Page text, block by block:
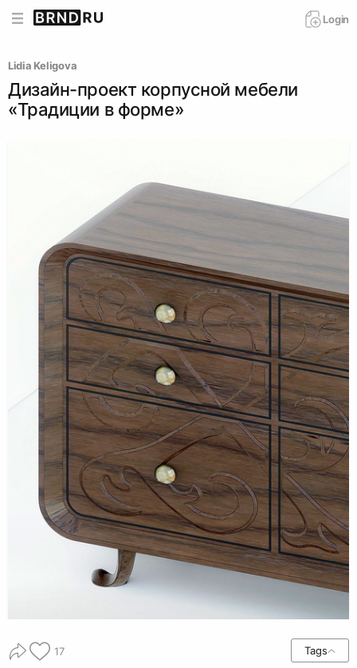
Login
Lidia Keligova
Дизайн-проект корпусной мебели
«Традиции в форме»
17 Tags